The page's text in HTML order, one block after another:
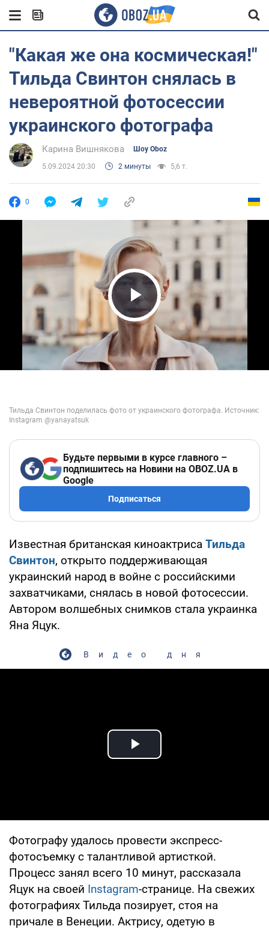
"Какая же она космическая!"
Тильда Свинтон снялась в
невероятной фотосессии
украинского фотографа
Карина Вишнякова Шоу Oboz
5.09.2024 20:30 2 минуты 5,6 т.
0
Play Video
Будьте первыми в курсе главного –
подпишитесь на Новини на OBOZ.UA в
Google
Подписаться
Известная британская киноактриса Тильда
Свинтон, открыто поддерживающая
украинский народ в войне с российскими
захватчиками, снялась в новой фотосессии.
Автором волшебных снимков стала украинка
Яна Яцук.
Видео дня
Play Video
Фотографу удалось провести экспресс-
фотосъемку с талантливой артисткой.
Процесс занял всего 10 минут, рассказала
Яцук на своей Instagram-странице. На свежих
фотографиях Тильда позирует, стоя на
причале в Венеции. Актрису, одетую в